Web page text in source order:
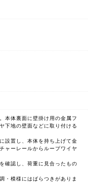
本体裏面に壁掛け用の金属フ
下地の壁面などに取り付ける
設置し、本体を持ち上げて金
ャーレールからループワイヤ
確認し、荷重に見合ったもの
・模様にはばらつきがありま